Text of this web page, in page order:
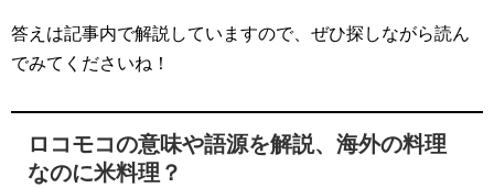
答えは記事内で解説していますので、ぜひ探しながら読ん
でみてくださいね！
ロコモコの意味や語源を解説、海外の料理
なのに米料理？